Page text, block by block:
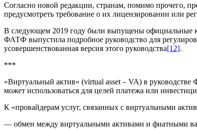
Согласно новой редакции, странам, помимо прочего,
предусмотреть требование о их лицензировании или
В следующем 2019 году были выпущены официальные
ФАТФ выпустила подробное руководство для
усовершенствованная версия этого руководства[12].
***
«Виртуальный актив» (virtual asset – VA) в
может использоваться для целей платежа или
К «провайдерам услуг, связанных с виртуальными
— обмен между виртуальными активами и фиатными